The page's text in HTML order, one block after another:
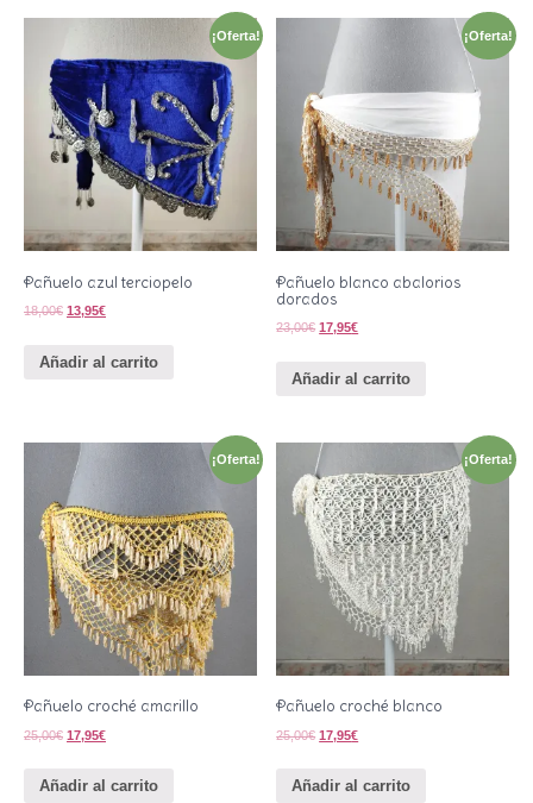
¡Oferta!
Pañuelo azul terciopelo
18,00€ 13,95€
Añadir al carrito
¡Oferta!
Pañuelo blanco abalorios
dorados
23,00€ 17,95€
Añadir al carrito
¡Oferta!
Pañuelo croché amarillo
25,00€ 17,95€
Añadir al carrito
¡Oferta!
Pañuelo croché blanco
25,00€ 17,95€
Añadir al carrito